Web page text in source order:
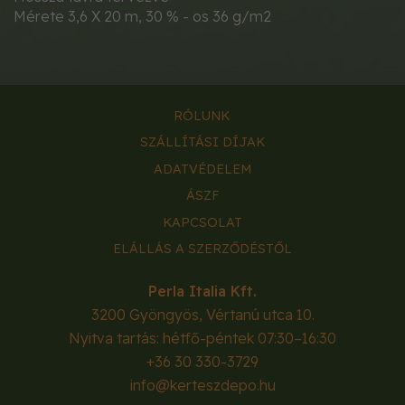
Mérete 3,6 X 20 m, 30 % - os 36 g/m2
RÓLUNK
SZÁLLÍTÁSI DÍJAK
ADATVÉDELEM
ÁSZF
KAPCSOLAT
ELÁLLÁS A SZERZŐDÉSTŐL
Perla Italia Kft.
3200 Gyöngyös, Vértanú utca 10.
Nyitva tartás: hétfő-péntek 07:30–16:30
+36 30 330-3729
info@kerteszdepo.hu